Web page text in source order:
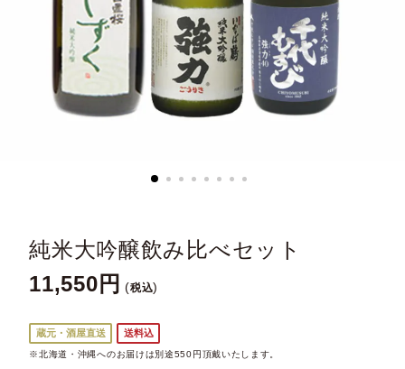
純米大吟醸飲み比べセット
11,550 税込
蔵元・酒屋直送 送料込
※北海道・沖縄へのお届けは別途550円頂戴いたします。